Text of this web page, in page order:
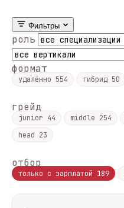
Фильтры
роль
формат
удалённо 554 гибрид 50
грейд
junior 44 middle 254
head 23
отбор
только с зарплатой 189